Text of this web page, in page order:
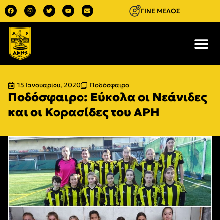
ΓΙΝΕ ΜΕΛΟΣ
15 Ιανουαρίου, 2020 Ποδόσφαιρο
Ποδόσφαιρο: Εύκολα οι Νεάνιδες
και οι Κορασίδες του ΑΡΗ